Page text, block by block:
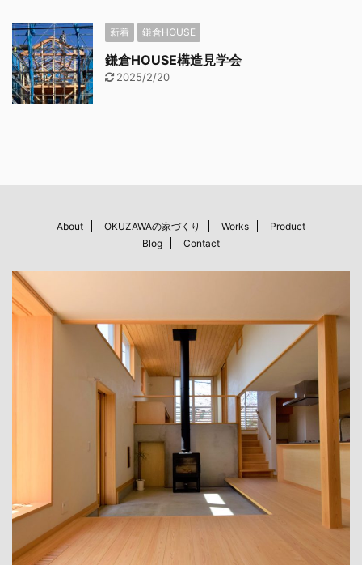
新着 鎌倉HOUSE
鎌倉HOUSE構造見学会
2025/2/20
About OKUZAWAの家づくり Works
Product
Blog
Contact